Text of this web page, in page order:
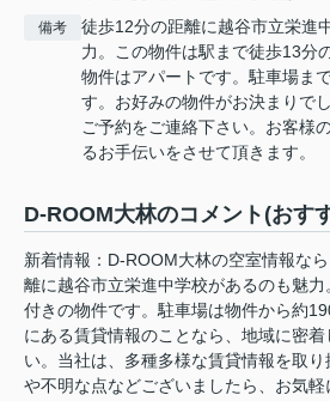
備考
徒歩12分の距離に越谷市立栄進
力。この物件は駅まで徒歩13分
物件はアパートです。駐車場ま
す。お好みの物件がお決まりで
ご予約をご連絡下さい。お客様
るお手伝いをさせて頂きます。
D-ROOM大林のコメント(おす
新着情報：D-ROOM大林の空室情報な
離に越谷市立栄進中学校があるのも魅
付きの物件です。駐車場は物件から約
にある賃貸情報のことなら、地域に密
い。当社は、多種多様な賃貸情報を取
や不明な点などございましたら、お気軽